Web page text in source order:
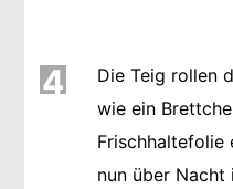
4
Die Teig rollen
wie ein
Frischhaltefolie
nun über Nacht